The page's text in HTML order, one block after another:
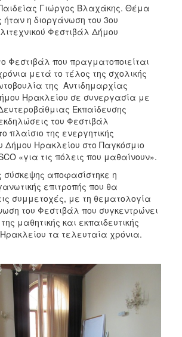
Γιώργος Βλαχάκης. Θέμα
ήταν η διοργάνωση του 3ου
Φεστιβάλ Δήμου
Φεστιβάλ που πραγματοποιείται
μετά το τέλος της σχολικής
της Αντιδημαρχίας
Ηρακλείου σε συνεργασία με
Εκπαίδευσης
του Φεστιβάλ
πλαίσιο της ενεργητικής
Δήμου Ηρακλείου στο Παγκόσμιο
«για τις πόλεις που μαθαίνουν».
σύσκεψης αποφασίστηκε η
επιτροπής που θα
συμμετοχές, με τη θεματολογία
του Φεστιβάλ που συγκεντρώνει
μαθητικής και εκπαιδευτικής
Ηρακλείου τα τελευταία χρόνια.